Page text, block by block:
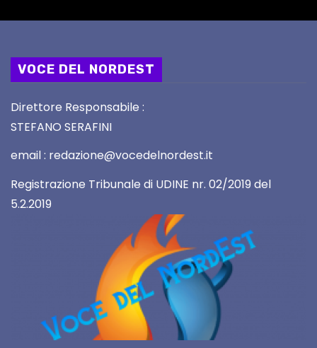
VOCE DEL NORDEST
Direttore Responsabile :
STEFANO SERAFINI
email : redazione@vocedelnordest.it
Registrazione Tribunale di UDINE nr. 02/2019 del
5.2.2019